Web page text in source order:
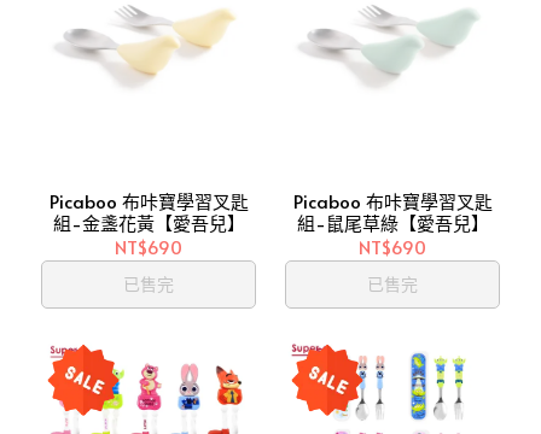
Picaboo 布咔寶學習叉匙
組-金盞花黃【愛吾兒】
NT$690
已售完
Picaboo 布咔寶學習叉匙
組-鼠尾草綠【愛吾兒】
NT$690
已售完